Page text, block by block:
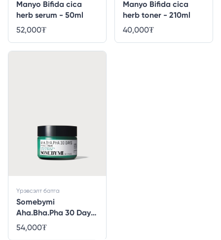
Manyo Bifida cica
herb serum - 50ml
52,000₮
Manyo Bifida cica
herb toner - 210ml
40,000₮
Somebymi
Aha.Bha.Pha 30 Days
Miracle Cream - 60gr
Үрэвсэлт батга
54,000₮